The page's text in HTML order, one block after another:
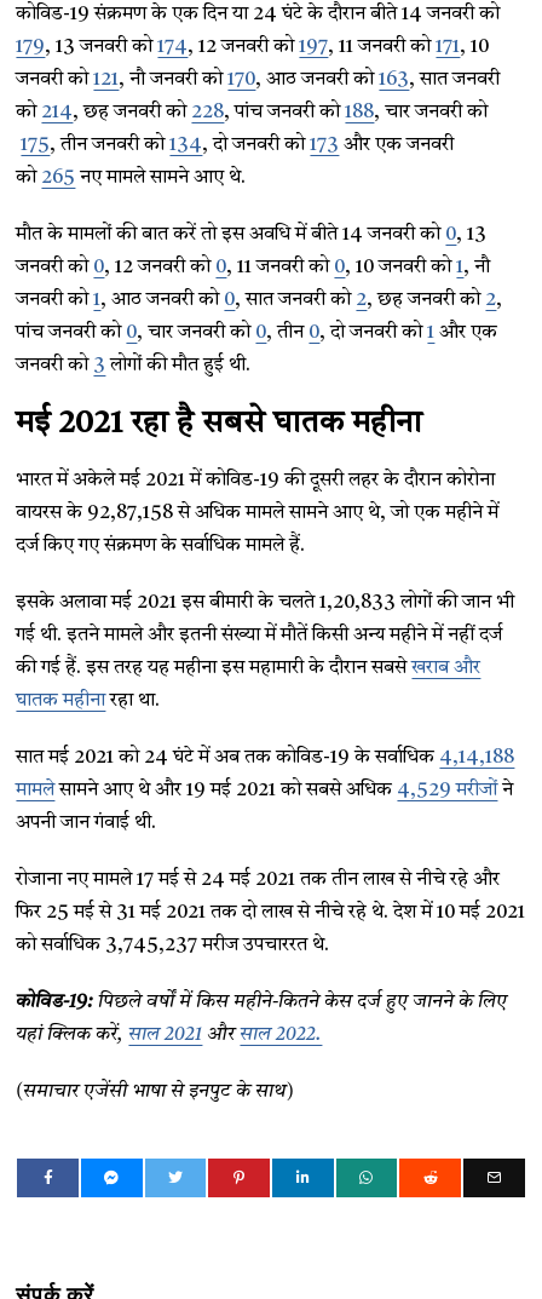
कोविड-19 संक्रमण के एक दिन या 24 घंटे के दौरान बीते 14 जनवरी को
179, 13 जनवरी को174, 12 जनवरी को197, 11 जनवरी को171, 10
जनवरी को121, नौ जनवरी को170, आठ जनवरी को163, सात जनवरी
को 214, छह जनवरी को 228, पांच जनवरी को188, चार जनवरी को
175, तीन जनवरी को134, दो जनवरी को173 और एक जनवरी
को 265 नए मामले सामने आए थे.
मौत के मामलों की बात करें तो इस अवधि में बीते 14 जनवरी को 0, 13
जनवरी को 0, 12 जनवरी को 0, 11 जनवरी को 0, 10 जनवरी को1, नौ
जनवरी को1, आठ जनवरी को 0, सात जनवरी को 2, छह जनवरी को 2,
पांच जनवरी को 0, चार जनवरी को 0, तीन 0, दो जनवरी को1 और एक
जनवरी को 3 लोगों की मौत हुई थी.
मई 2021 रहा है सबसे घातक महीना
भारत में अकेले मई 2021 में कोविड-19 की दूसरी लहर के दौरान कोरोना
वायरस के 92,87,158 से अधिक मामले सामने आए थे, जो एक महीने में
दर्ज किए गए संक्रमण के सर्वाधिक मामले हैं.
इसके अलावा मई 2021 इस बीमारी के चलते 1,20,833 लोगों की जान भी
गई थी. इतने मामले और इतनी संख्या में मौतें किसी अन्य महीने में नहीं दर्ज
की गई हैं. इस तरह यह महीना इस महामारी के दौरान सबसेखराब और
घातक महीनारहा था.
सात मई 2021 को 24 घंटे में अब तक कोविड-19 के सर्वाधिक 4,14,188
मामलेसामने आए थे और 19 मई 2021 को सबसे अधिक 4,529 मरीजोंने
अपनी जान गंवाई थी.
रोजाना नए मामले 17 मई से 24 मई 2021 तक तीन लाख से नीचे रहे और
फिर 25 मई से 31 मई 2021 तक दो लाख से नीचे रहे थे. देश में 10 मई 2021
को सर्वाधिक 3,745,237 मरीज उपचाररत थे.
कोविड-19: पिछले वर्षों में किस महीने-कितने केस दर्ज हुए जानने के लिए
यहां क्लिक करें,साल 2021 औरसाल 2022.
(समाचार एजेंसी भाषा से इनपुट के साथ)